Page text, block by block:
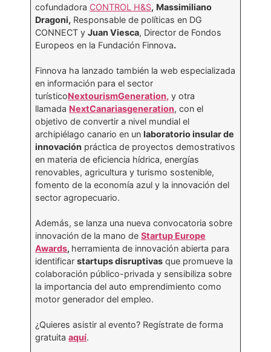
cofundadora CONTROL H&S, Massimiliano
Dragoni, Responsable de políticas en DG
CONNECT yJuan Viesca, Director de Fondos
Europeos en la Fundación Finnova.
Finnova ha lanzado también la web especializada
en información para el sector
turísticoNextourismGeneration, y otra
llamada NextCanariasgeneration, con el
objetivo de convertir a nivel mundial el
archipiélago canario en unlaboratorio insular de
innovación práctica de proyectos demostrativos
en materia de eficiencia hídrica, energías
renovables, agricultura y turismo sostenible,
fomento de la economía azul y la innovación del
sector agropecuario.
Además, se lanza una nueva convocatoria sobre
innovación de la mano deStartup Europe
Awards, herramienta de innovación abierta para
identificarstartups disruptivas que promueve la
colaboración público-privada y sensibiliza sobre
la importancia del auto emprendimiento como
motor generador del empleo.
¿Quieres asistir al evento? Regístrate de forma
gratuitaaquí.